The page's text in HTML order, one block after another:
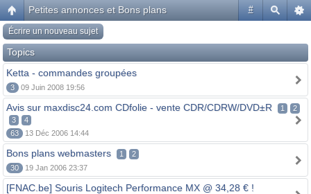
#
Petites annonces et Bons plans
Écrire un nouveau sujet
Topics
Ketta - commandes groupées
3 09 Juin 2008 19:56
Avis sur maxdisc24.com CDfolie - vente CDR/CDRW/DVD±R 1
2
3
4
63
13 Déc 2006 14:44
Bons plans webmasters 1
2
30
19 Jan 2006 23:37
[FNAC.be] Souris Logitech Performance MX @ 34,28 € !